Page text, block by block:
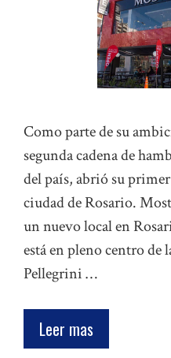
Como parte de su
segunda cadena de
del país, abrió su
ciudad de Rosario.
un nuevo local en
está en pleno centro de
Pellegrini …
Leer mas